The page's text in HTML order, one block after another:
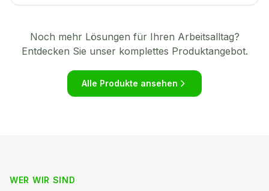
Noch mehr Lösungen für Ihren Arbeitsalltag?
Entdecken Sie unser komplettes Produktangebot.
Alle Produkte ansehen
WER WIR SIND